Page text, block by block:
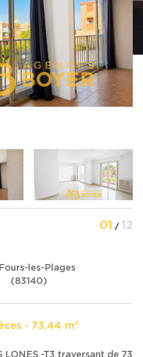
01 / 12
les-Plages
(83140)
- 73,44 m²
LONES -T3 traversant de 73
LES CRITÈRES
PARKING
PISCINE
EXCLUSIVITÉS